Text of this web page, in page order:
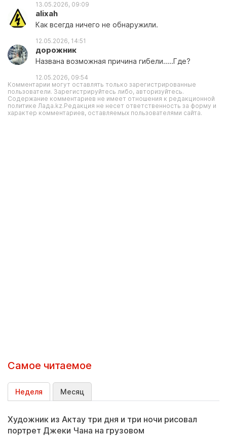
13.05.2026, 09:09
alixah
Как всегда ничего не обнаружили.
12.05.2026, 14:51
дорожник
Названа возможная причина гибели.....Где?
12.05.2026, 09:54
Комментарии могут оставлять только зарегистрированные
пользователи. Зарегистрируйтесь либо, авторизуйтесь.
Содержание комментариев не имеет отношения к редакционной
политике Лада.kz.Редакция не несет ответственность за форму и
характер комментариев, оставляемых пользователями сайта.
Самое читаемое
Неделя Месяц
Художник из Актау три дня и три ночи рисовал
портрет Джеки Чана на грузовом